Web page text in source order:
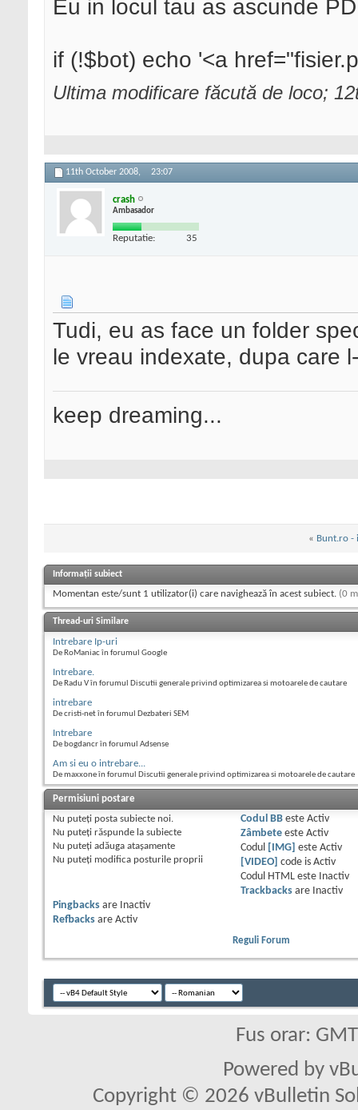
Eu in locul tau as ascunde
if (!$bot) echo '<a
Ultima modificare făcută de loco;
11th October 2008, 23:07
crash
Ambasador
Reputatie: 35
Tudi, eu as face un folder
le vreau indexate, dupa care
keep dreaming...
« Bunt.ro -
Informații subiect
Momentan este/sunt 1 utilizator(i) care navighează în acest subiect. (0
Thread-uri Similare
Intrebare Ip-uri
De RoManiac în forumul Google
Intrebare.
De Radu V în forumul Discutii generale privind optimizarea si motoarele de cautare
intrebare
De cristi-net în forumul Dezbateri SEM
Intrebare
De bogdancr în forumul Adsense
Am si eu o intrebare...
De maxxone în forumul Discutii generale privind optimizarea si motoarele de cautare
Permisiuni postare
Nu puteţi posta subiecte noi.
Nu puteţi răspunde la subiecte
Nu puteţi adăuga ataşamente
Nu puteţi modifica posturile proprii
Codul BBeste Activ
Zâmbeteeste Activ
Codul
[IMG] este Activ
[VIDEO]
code is Activ
Codul HTML este
Inactiv
Trackbacksare
Inactiv
Pingbacks are
Inactiv
Refbacks are Activ
Reguli Forum
Fus orar:
Powered by
Copyright © 2026 vBulletin